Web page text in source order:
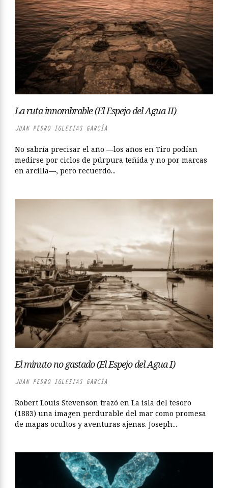
La ruta innombrable (El Espejo del Agua II)
JUAN PEDRO IGLESIAS GARCÍA
No sabría precisar el año —los años en Tiro podían
medirse por ciclos de púrpura teñida y no por marcas
en arcilla—, pero recuerdo...
El minuto no gastado (El Espejo del Agua I)
JUAN PEDRO IGLESIAS GARCÍA
Robert Louis Stevenson trazó en La isla del tesoro
(1883) una imagen perdurable del mar como promesa
de mapas ocultos y aventuras ajenas. Joseph...